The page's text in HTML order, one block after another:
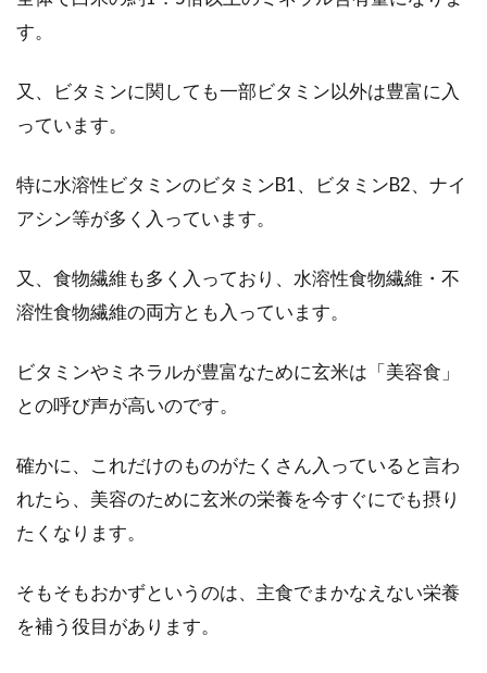
バケツ稲の栽培をしてみよう！土を
混ぜる割合と稲作りの流れ
お米は、私達日本人にとって、非常に身近なも
どの...
小麦粉アレルギーでも食べれる？玄
米100パーセントのパン
玄米ご飯や玄米パン、玄米の栄養が人気です
す。
又、ビタミンに関しても一部ビタミン以外は豊富に入
っています。
特に水溶性ビタミンのビタミンB1、ビタミンB2、ナイ
アシン等が多く入っています。
又、食物繊維も多く入っており、水溶性食物繊維・不
溶性食物繊維の両方とも入っています。
ビタミンやミネラルが豊富なために玄米は「美容食」
との呼び声が高いのです。
確かに、これだけのものがたくさん入っていると言わ
れたら、美容のために玄米の栄養を今すぐにでも摂り
たくなります。
そもそもおかずというのは、主食でまかなえない栄養
を補う役目があります。